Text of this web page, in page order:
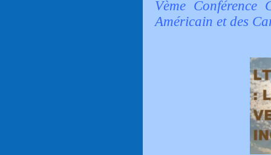
Vème Conférence
Américain et des